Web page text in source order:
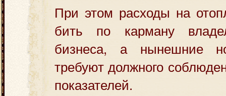
При этом расходы на
бить по карману
бизнеса, а нынешние
требуют должного
показателей.